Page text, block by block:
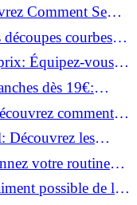
Comment Se
courbes
Équipez-vous
dès 19€:
comment
Découvrez les
votre routine
possible de les